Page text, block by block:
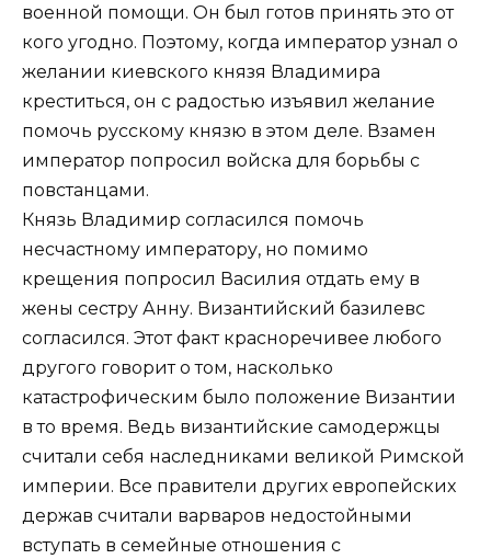
военной помощи. Он был готов принять это от
кого угодно. Поэтому, когда император узнал о
желании киевского князя Владимира
креститься, он с радостью изъявил желание
помочь русскому князю в этом деле. Взамен
император попросил войска для борьбы с
повстанцами.
Князь Владимир согласился помочь
несчастному императору, но помимо
крещения попросил Василия отдать ему в
жены сестру Анну. Византийский базилевс
согласился. Этот факт красноречивее любого
другого говорит о том, насколько
катастрофическим было положение Византии
в то время. Ведь византийские самодержцы
считали себя наследниками великой Римской
империи. Все правители других европейских
держав считали варваров недостойными
вступать в семейные отношения с